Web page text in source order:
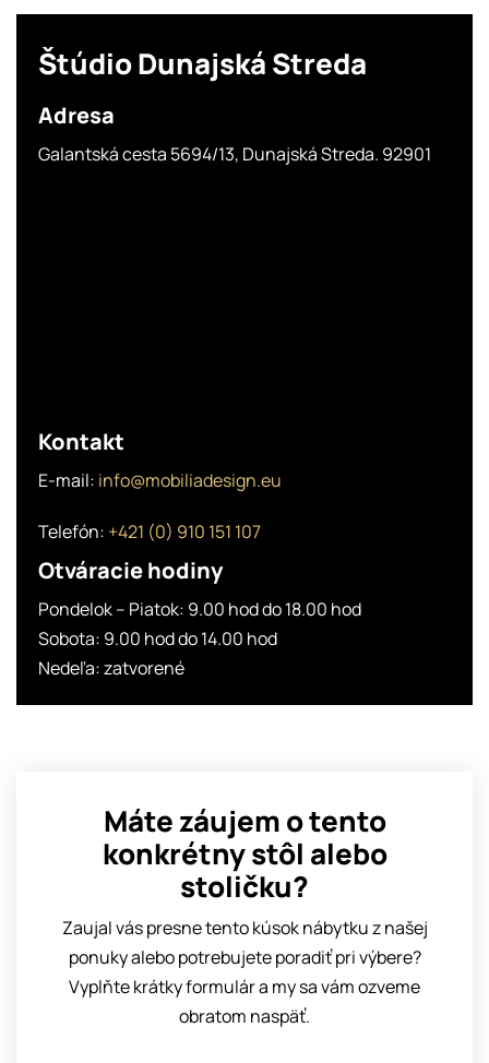
ŠtúdioDunajská Streda
Adresa
Galantská cesta 5694/13, Dunajská Streda. 92901
Kontakt
E-mail: info@mobiliadesign.eu
Telefón: +421 (0) 910 151 107
Otváracie hodiny
Pondelok – Piatok: 9.00 hod do 18.00 hod
Sobota: 9.00 hod do 14.00 hod
Nedeľa: zatvorené
Máte záujem o tento
konkrétny stôl alebo
stoličku?
Zaujal vás presne tento kúsok nábytku z našej
ponuky alebo potrebujete poradiť pri výbere?
Vyplňte krátky formulár a my sa vám ozveme
obratom naspäť.